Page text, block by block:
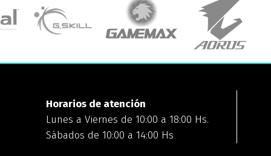
Horarios de atención
Lunes a Viernes de 10:00 a 18:00 Hs.
Sábados de 10:00 a 14:00 Hs